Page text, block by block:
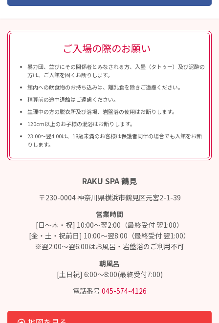
ご入場の際のお願い
暴力団、並びにその関係者とみなされる方、入墨（タトゥー）及び泥酔の
方は、ご入館を固くお断りします。
館内への飲食物のお持ち込みは、離乳食を除きご遠慮ください。
精算前の途中退館はご遠慮ください。
生理中の方の脱衣所及び浴場、岩盤浴の使用はお断りします。
120cm以上のお子様の混浴はお断りします。
23:00〜翌4:00は、18歳未満のお客様は保護者同伴の場合でも入館をお断
りします。
RAKU SPA 鶴見
〒230-0004 神奈川県横浜市鶴見区元宮2-1-39
営業時間
[日～木・祝] 10:00～翌2:00（最終受付 翌1:00）
[金・土・祝前日] 10:00～翌8:00（最終受付 翌1:00）
※翌2:00～翌6:00はお風呂・岩盤浴のご利用不可
朝風呂
[土日祝] 6:00～8:00(最終受付7:00)
電話番号 045-574-4126